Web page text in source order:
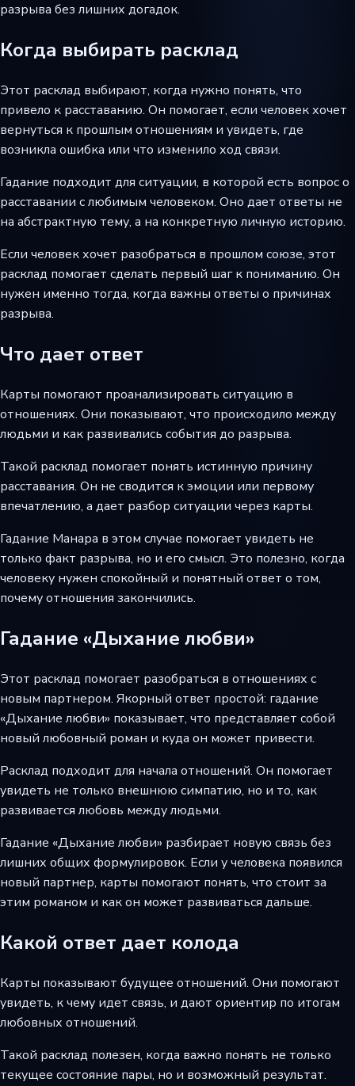
разрыва без лишних догадок.
Когда выбирать расклад
Этот расклад выбирают, когда нужно понять, что
привело к расставанию. Он помогает, если человек хочет
вернуться к прошлым отношениям и увидеть, где
возникла ошибка или что изменило ход связи.
Гадание подходит для ситуации, в которой есть вопрос о
расставании с любимым человеком. Оно дает ответы не
на абстрактную тему, а на конкретную личную историю.
Если человек хочет разобраться в прошлом союзе, этот
расклад помогает сделать первый шаг к пониманию. Он
нужен именно тогда, когда важны ответы о причинах
разрыва.
Что дает ответ
Карты помогают проанализировать ситуацию в
отношениях. Они показывают, что происходило между
людьми и как развивались события до разрыва.
Такой расклад помогает понять истинную причину
расставания. Он не сводится к эмоции или первому
впечатлению, а дает разбор ситуации через карты.
Гадание Манара в этом случае помогает увидеть не
только факт разрыва, но и его смысл. Это полезно, когда
человеку нужен спокойный и понятный ответ о том,
почему отношения закончились.
Гадание «Дыхание любви»
Этот расклад помогает разобраться в отношениях с
новым партнером. Якорный ответ простой: гадание
«Дыхание любви» показывает, что представляет собой
новый любовный роман и куда он может привести.
Расклад подходит для начала отношений. Он помогает
увидеть не только внешнюю симпатию, но и то, как
развивается любовь между людьми.
Гадание «Дыхание любви» разбирает новую связь без
лишних общих формулировок. Если у человека появился
новый партнер, карты помогают понять, что стоит за
этим романом и как он может развиваться дальше.
Какой ответ дает колода
Карты показывают будущее отношений. Они помогают
увидеть, к чему идет связь, и дают ориентир по итогам
любовных отношений.
Такой расклад полезен, когда важно понять не только
текущее состояние пары, но и возможный результат.